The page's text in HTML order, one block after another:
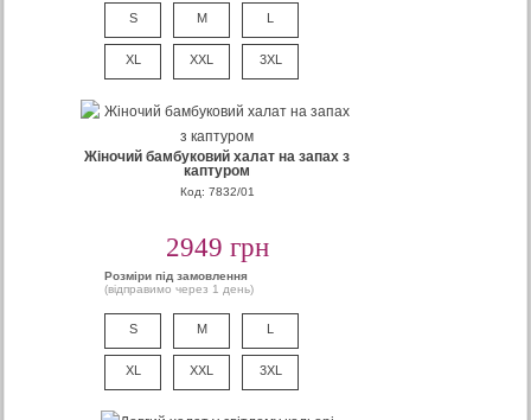
S M L
XL XXL 3XL
Жіночий бамбуковий халат на запах з
каптуром
Код: 7832/01
2949 грн
Розміри під замовлення
(відправимо через 1 день)
S M L
XL XXL 3XL